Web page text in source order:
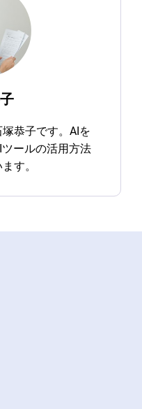
恭子です。AIを
ールの活用方法
す。